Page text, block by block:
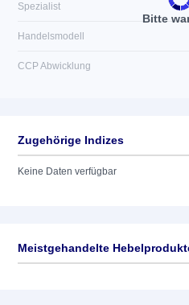
Bitte
Spezialist
Handelsmodell
CCP Abwicklung
Zugehörige Indizes
Keine Daten verfügbar
Meistgehandelte